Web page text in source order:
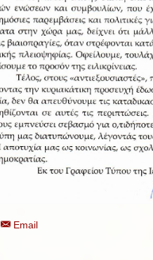
Email